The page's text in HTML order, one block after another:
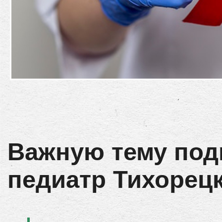
Важную тему
педиатр